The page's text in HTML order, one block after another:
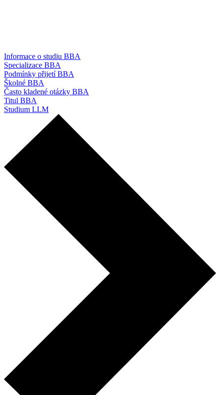
Informace o studiu BBA
Specializace BBA
Podmínky přijetí BBA
Školné BBA
Často kladené otázky BBA
Titul BBA
Studium LLM